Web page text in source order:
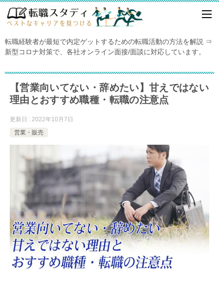
転職経験者が最短で内定ゲットするための転職活動の方法を解説 ⇒
新型コロナ対策で、各社オンライン面接/面談に対応しています。
【営業向いてない・辞めたい】甘えではない
理由とおすすめ職種・転職の注意点
更新日 : 2022年10月7日
営業・販売